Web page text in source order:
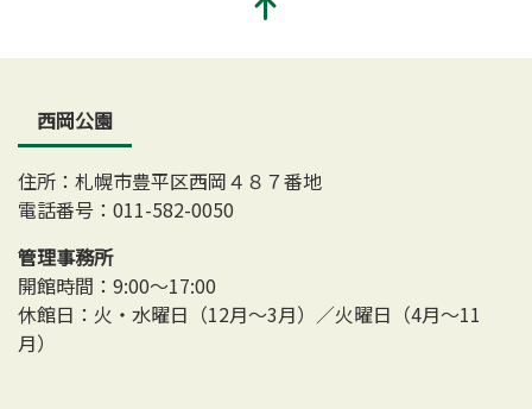
西岡公園
住所：札幌市豊平区西岡４８７番地
電話番号：011-582-0050
管理事務所
開館時間：9:00～17:00
休館日：火・水曜日（12月～3月）／火曜日（4月～11
月）